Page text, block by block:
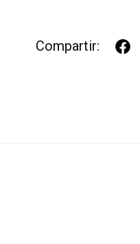
Compartir: